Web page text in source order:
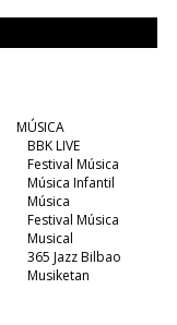
MÚSICA
BBK LIVE
Festival Música
Música Infantil
Música
Festival Música
Musical
365 Jazz Bilbao
Musiketan